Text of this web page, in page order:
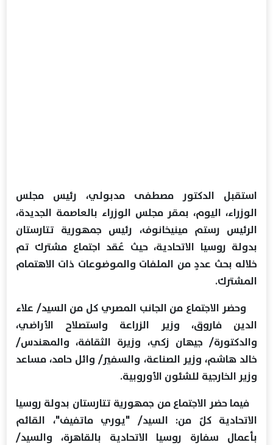
استقبل الدكتور مصطفى مدبولي، رئيس مجلس
الوزراء، اليوم، بمقر مجلس الوزراء بالعاصمة الجديدة،
الرئيس رستم مينيخانوف، رئيس جمهورية تتارستان
بدولة روسيا الاتحادية، حيث عُقد اجتماع مشترك تم
خلاله بحث عددٍ من الملفات والموضوعات ذات الاهتمام
المشترك.
وحضر الاجتماع من الجانب المصري كل من السيد/ علاء
الدين فاروق، وزير الزراعة واستصلاح الأراضي،
والدكتورة/ جيهان زكي، وزيرة الثقافة، والمهندس/
خالد هاشم، وزير الصناعة، والسفير/ وائل حامد، مساعد
وزير الخارجية للشئون الأوروبية.
فيما حضر الاجتماع من جمهورية تتارستان بدولة روسيا
الاتحادية كلٌ من: السيد/ "يوري ماتفيف"، القائم
بأعمال سفارة روسيا الاتحادية بالقاهرة، والسيد/